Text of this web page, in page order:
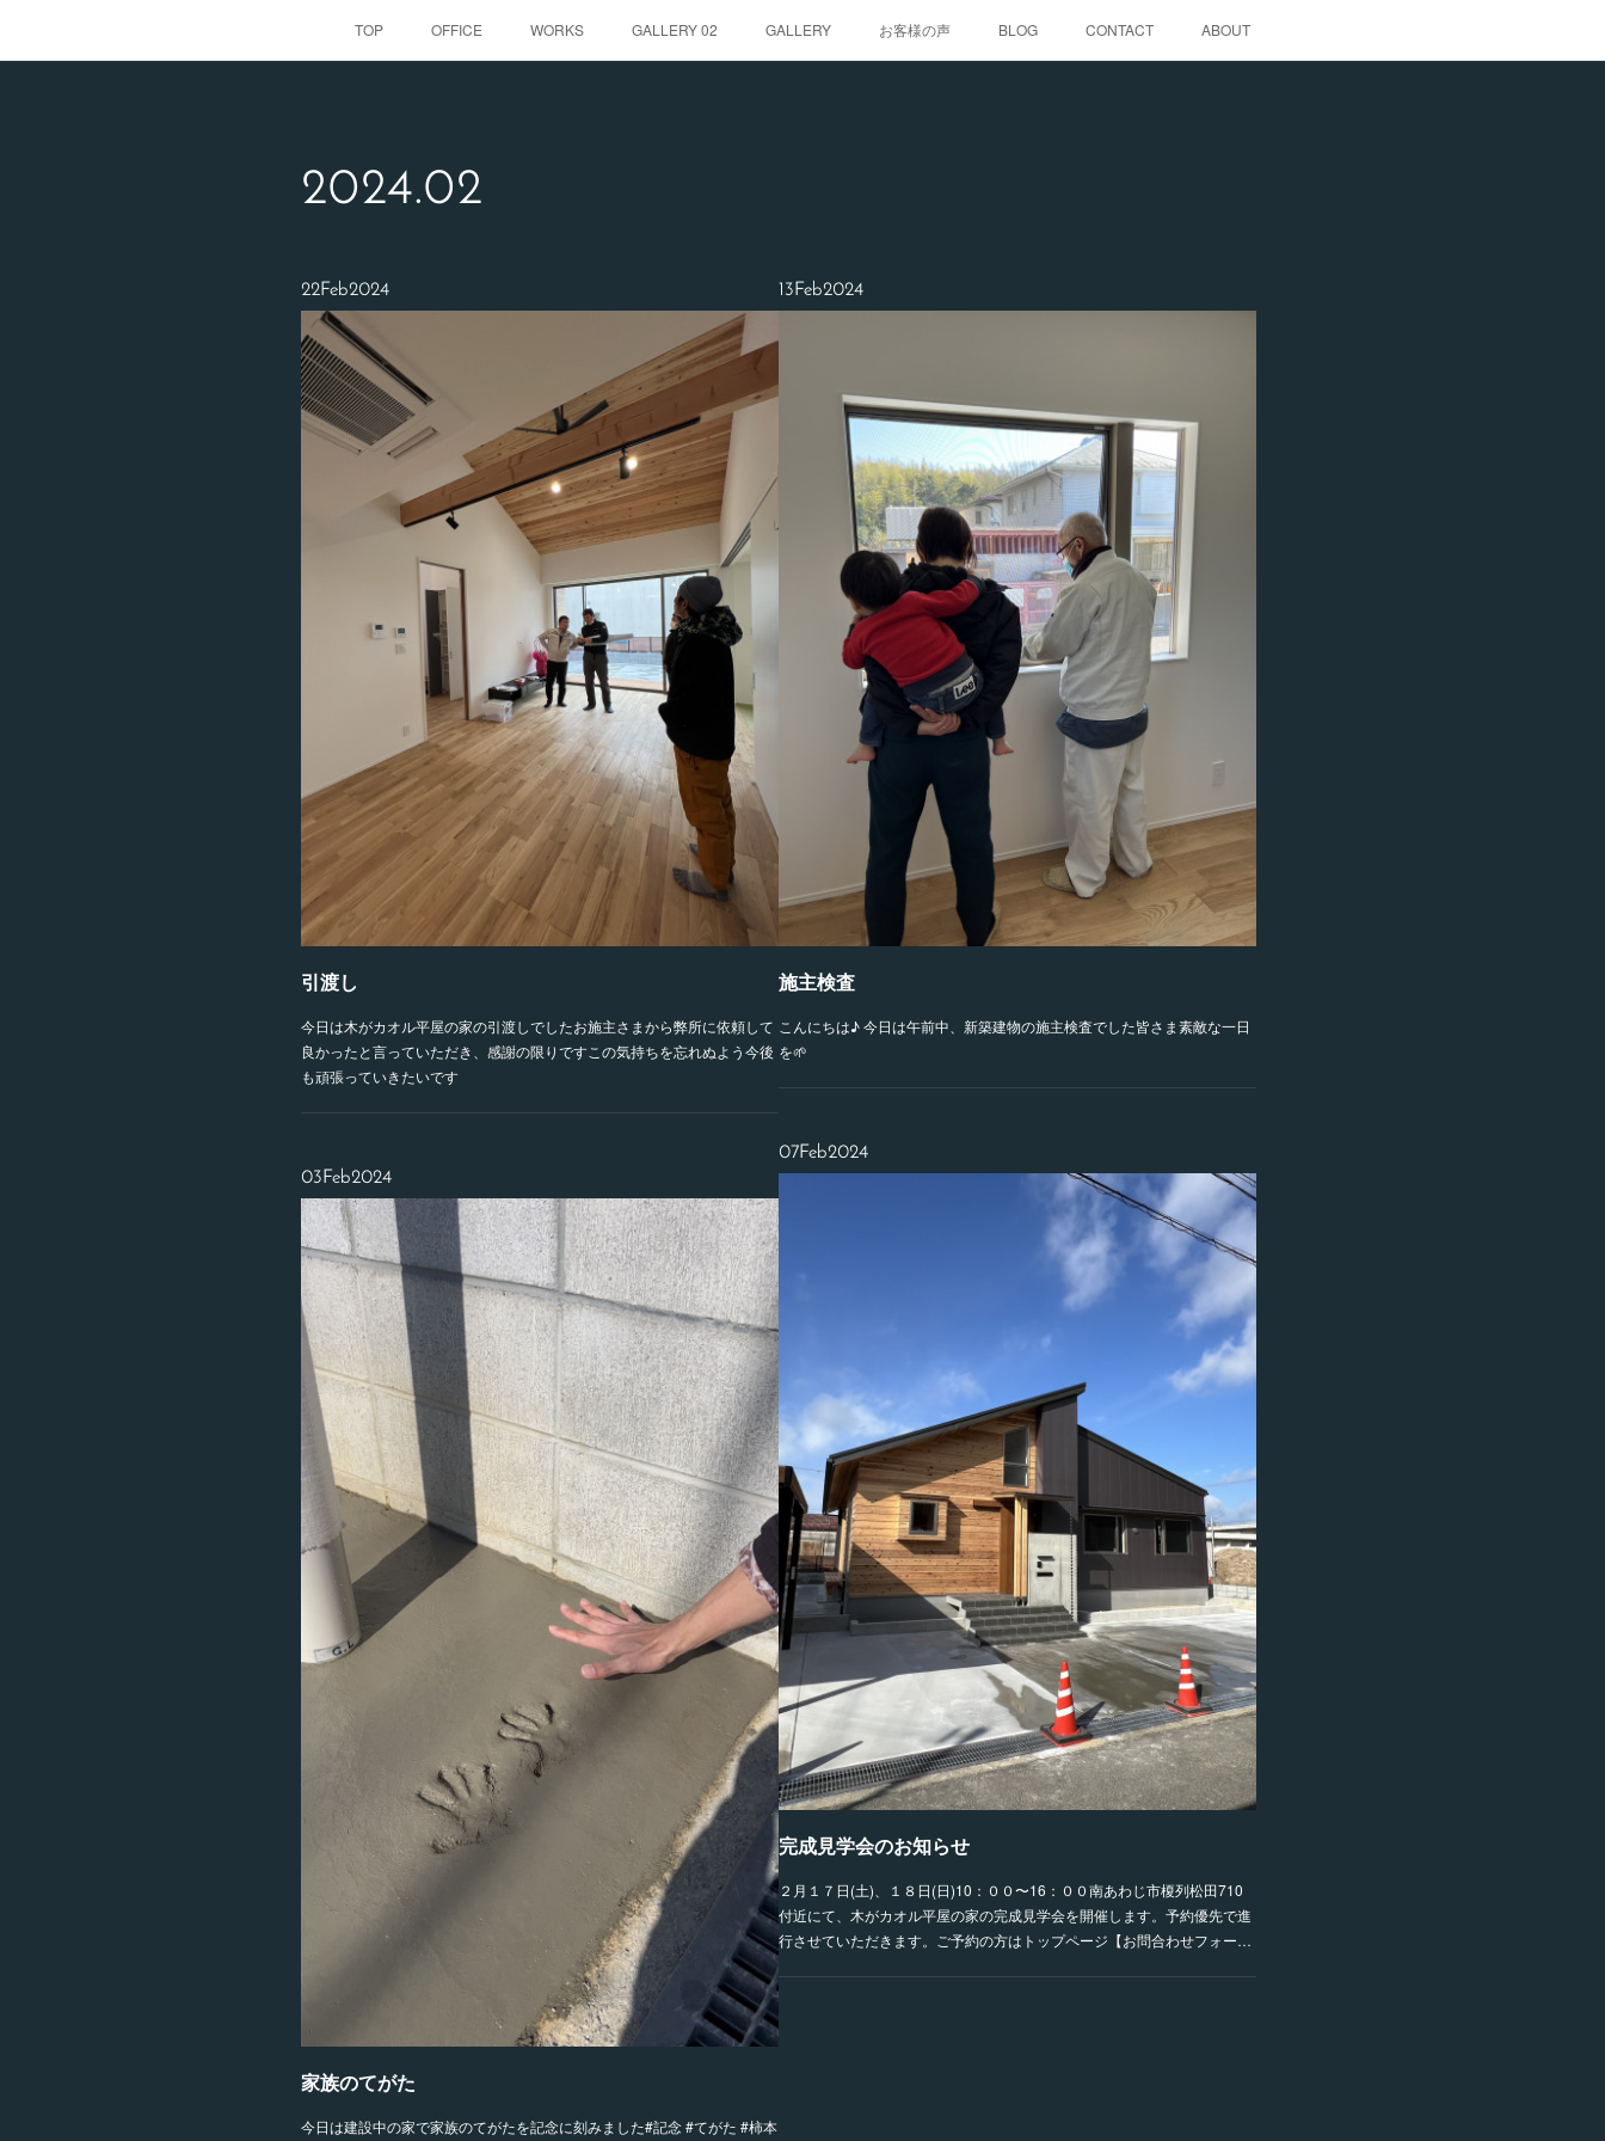
TOP OFFICE WORKS GALLERY 02 GALLERY お客様の声 BLOG CONTACT ABOUT
2024.02
22Feb2024
引渡し
今日は木がカオル平屋の家の引渡しでしたお施主さまから弊所に依頼して
良かったと言っていただき、感謝の限りですこの気持ちを忘れぬよう今後
も頑張っていきたいです
13Feb2024
施主検査
こんにちは♪ 今日は午前中、新築建物の施主検査でした皆さま素敵な一日
を🌱
07Feb2024
完成見学会のお知らせ
２月１７日(土)、１８日(日)10：００〜16：００南あわじ市榎列松田710
付近にて、木がカオル平屋の家の完成見学会を開催します。予約優先で進
行させていただきます。ご予約の方はトップページ【お問合わせフォー…
03Feb2024
家族のてがた
今日は建設中の家で家族のてがたを記念に刻みました#記念 #てがた #柿本